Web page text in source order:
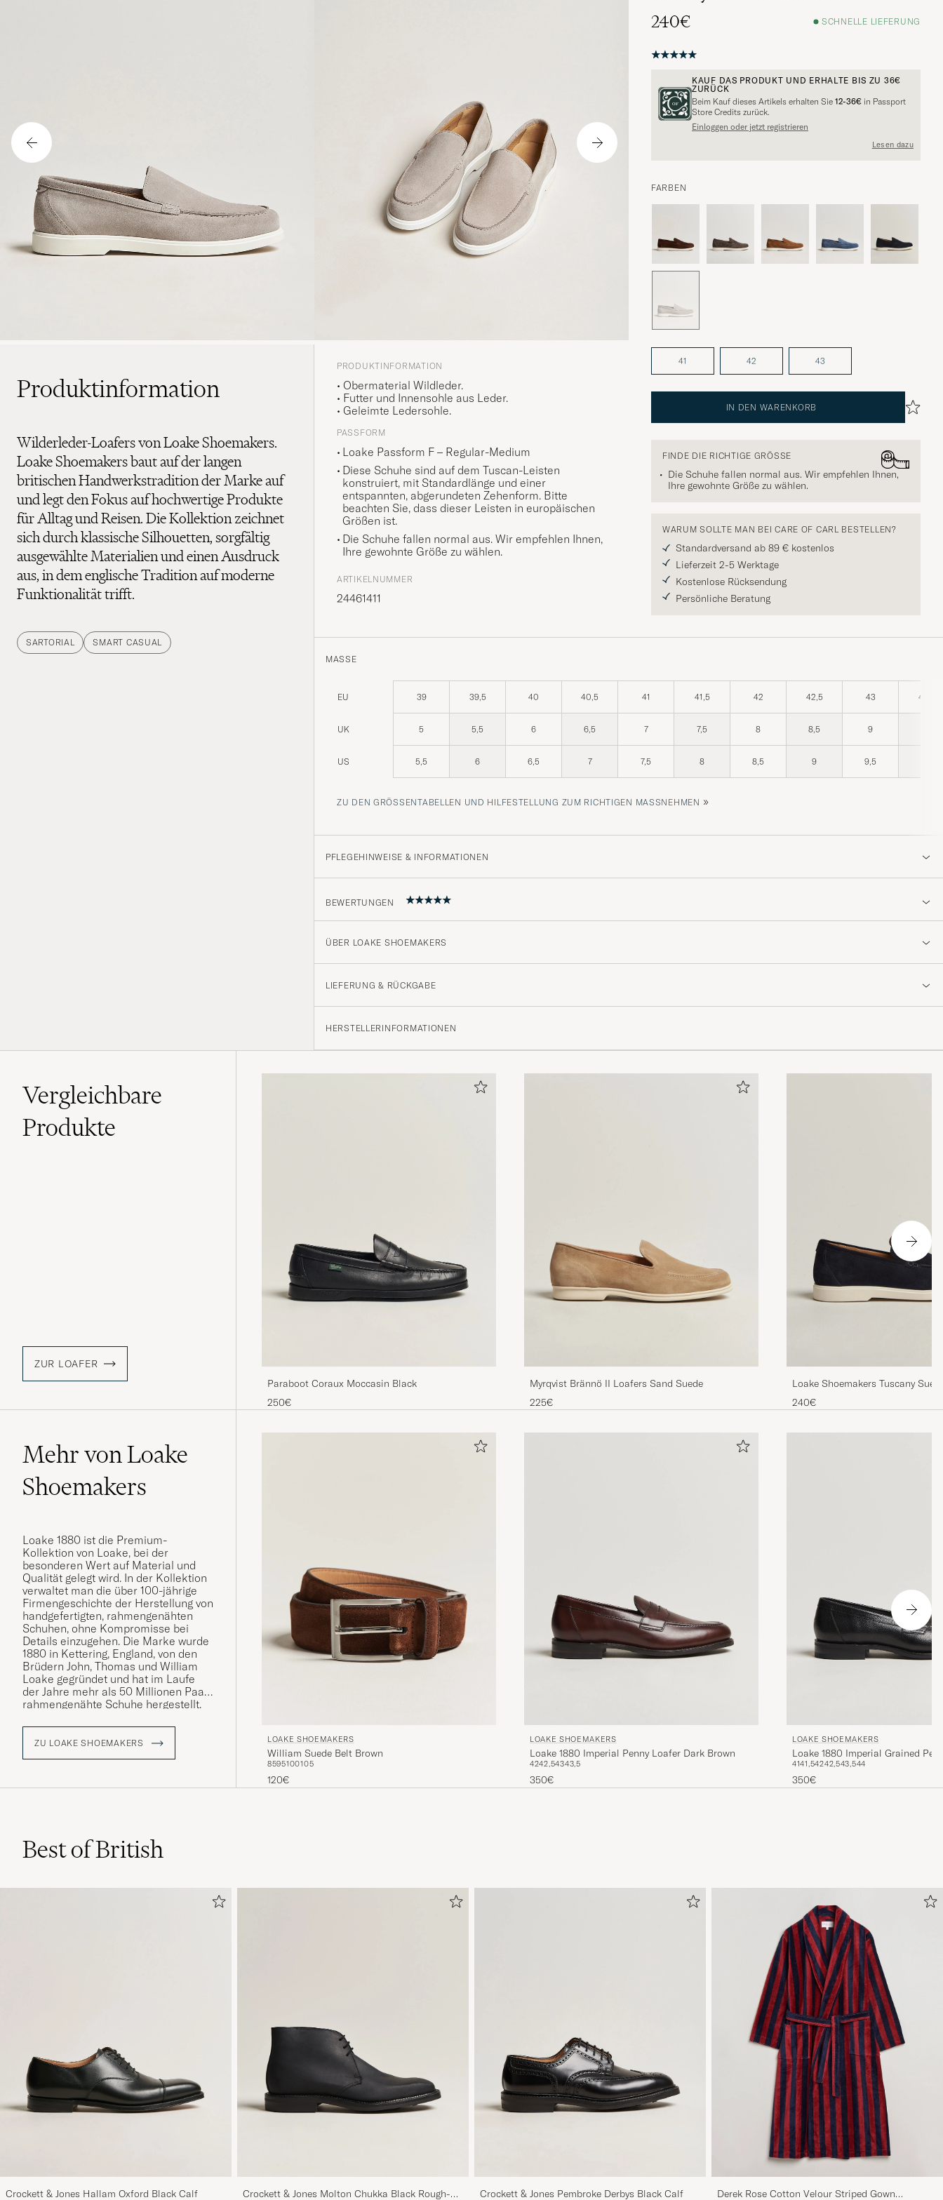
240€
SCHNELLE LIEFERUNG
KAUF DAS PRODUKT UND ERHALTE BIS ZU 36€
ZURÜCK
Beim Kauf dieses Artikels erhalten Sie 12-36€ in Passport
Store Credits zurück.
Einloggen oder jetzt registrieren
Lesen dazu
FARBEN
41 42 43
IN DEN WARENKORB
FINDE DIE RICHTIGE GRÖSSE
Die Schuhe fallen normal aus. Wir empfehlen Ihnen,
Ihre gewohnte Größe zu wählen.
WARUM SOLLTE MAN BEI CARE OF CARL BESTELLEN?
Standardversand ab 89 € kostenlos
Lieferzeit 2-5 Werktage
Kostenlose Rücksendung
Persönliche Beratung
Produktinformation
Wilderleder-Loafers von Loake Shoemakers.
Loake Shoemakers baut auf der langen
britischen Handwerkstradition der Marke auf
und legt den Fokus auf hochwertige Produkte
für Alltag und Reisen. Die Kollektion zeichnet
sich durch klassische Silhouetten, sorgfältig
ausgewählte Materialien und einen Ausdruck
aus, in dem englische Tradition auf moderne
Funktionalität trifft.
SARTORIAL SMART CASUAL
PRODUKTINFORMATION
• Obermaterial Wildleder.
• Futter und Innensohle aus Leder.
• Geleimte Ledersohle.
PASSFORM
Loake Passform F – Regular-Medium
Diese Schuhe sind auf dem Tuscan-Leisten
konstruiert, mit Standardlänge und einer
entspannten, abgerundeten Zehenform. Bitte
beachten Sie, dass dieser Leisten in europäischen
Größen ist.
Die Schuhe fallen normal aus. Wir empfehlen Ihnen,
Ihre gewohnte Größe zu wählen.
ARTIKELNUMMER
24461411
MASSE
EU 39 39,5 40 40,5 41 41,5 42 42,5 43 43,5
UK 5 5,5 6 6,5 7 7,5 8 8,5 9
US 5,5 6 6,5 7 7,5 8 8,5 9 9,5
ZU DEN GRÖSSENTABELLEN UND HILFESTELLUNG ZUM RICHTIGEN MASSNEHMEN »
PFLEGEHINWEISE & INFORMATIONEN
BEWERTUNGEN
Väldigt sköna och välgjorda loafers
BO E GEKAUFT AM AUF CAREOFCARL.SE
Fantastiskt passform och känsla. Alla vet nog att det lönar sig att
satsa på bra skor!
LARS J GEKAUFT AM AUF CAREOFCARL.SE
ÜBER LOAKE SHOEMAKERS
LIEFERUNG & RÜCKGABE
HERSTELLERINFORMATIONEN
Vergleichbare
Produkte
ZUR LOAFER
Paraboot Coraux Moccasin Black
250€
Myrqvist Brännö II Loafers Sand Suede
225€
Loake Shoemakers Tuscany
240€
Mehr von Loake
Shoemakers
Loake 1880 ist die Premium-
Kollektion von Loake, bei der
besonderen Wert auf Material und
Qualität gelegt wird. In der Kollektion
verwaltet man die über 100-jährige
Firmengeschichte der Herstellung von
handgefertigten, rahmengenähten
Schuhen, ohne Kompromisse bei
Details einzugehen. Die Marke wurde
1880 in Kettering, England, von den
Brüdern John, Thomas und William
Loake gegründet und hat im Laufe
der Jahre mehr als 50 Millionen Paar
rahmengenähte Schuhe hergestellt.
Die gesamte Herstellungszeit eines
Paares Schuhe von Loake 1880
hergestellt wird, d. h. die Schuhe
hergestellt.
ZU LOAKE SHOEMAKERS LOAKE SHOEMAKERS
William Suede Belt Brown
8595100105
120€
LOAKE SHOEMAKERS
Loake 1880 Imperial Penny Loafer Dark Brown
4242,54343,5
350€
LOAKE SHOEMAKERS
Loake 1880 Imperial Grained
4141,54242,543,544
350€
Best of British
Crockett & Jones Hallam Oxford Black Calf Crockett & Jones Molton Chukka Black Rough- Crockett & Jones Pembroke Derbys Black Calf Derek Rose Cotton Velour Striped Gown